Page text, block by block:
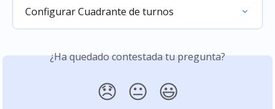
Configurar Cuadrante de turnos
¿Ha quedado contestada tu pregunta?
😞 😐 😃